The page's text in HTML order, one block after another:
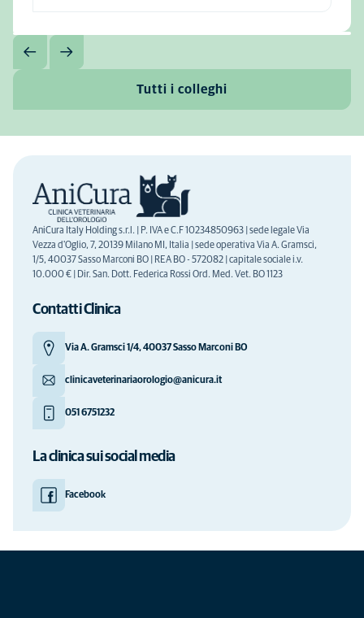
Tutti i colleghi
AniCura Italy Holding s.r.l. | P. IVA e C.F 10234850963 | sede legale Via
Vezza d'Oglio, 7, 20139 Milano MI, Italia | sede operativa Via A. Gramsci,
1/5, 40037 Sasso Marconi BO | REA BO - 572082 | capitale sociale i.v.
10.000 € | Dir. San. Dott. Federica Rossi Ord. Med. Vet. BO 1123
Contatti Clinica
Via A. Gramsci 1/4, 40037 Sasso Marconi BO
clinicaveterinariaorologio@anicura.it
051 6751232
La clinica sui social media
Facebook